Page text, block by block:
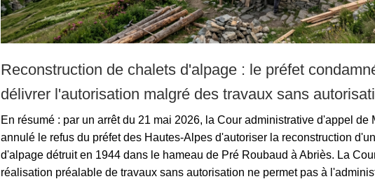
Reconstruction de chalets d'alpage : le préfet
délivrer l'autorisation malgré des travaux sans
En résumé : par un arrêt du 21 mai 2026, la Cour administrative d'appel de
annulé le refus du préfet des Hautes-Alpes d'autoriser la reconstruction
d'alpage détruit en 1944 dans le hameau de Pré Roubaud à Abriès. La
réalisation préalable de travaux sans autorisation ne permet pas à